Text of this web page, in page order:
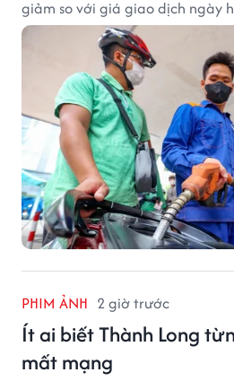
giảm so với giá giao dịch ngày
PHIM ẢNH 2 giờ trước
Ít ai biết Thành Long
mất mạng